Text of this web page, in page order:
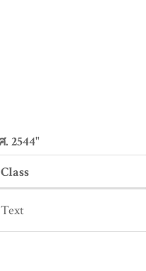
2544"
Class
Text